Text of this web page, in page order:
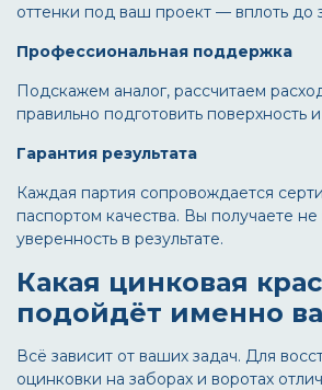
оттенки под ваш проект — вплоть до
Профессиональная поддержка
Подскажем аналог, рассчитаем
правильно подготовить поверхность
Гарантия результата
Каждая партия сопровождается
паспортом качества. Вы получаете не
уверенность в результате.
Какая цинковая
подойдёт именно
Всё зависит от ваших задач. Для
оцинковки на заборах и воротах